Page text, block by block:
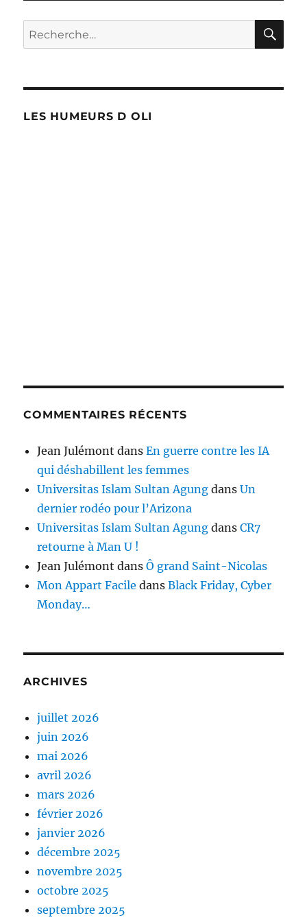
2013
François
Recherche
pour :
LES HUMEURS D OLI
COMMENTAIRES RÉCENTS
Jean Julémont dansEn guerre contre les IA
qui déshabillent les femmes
Universitas Islam Sultan Agung dansUn
dernier rodéo pour l’Arizona
Universitas Islam Sultan Agung dansCR7
retourne à Man U !
Jean Julémont dansÔ grand Saint-Nicolas
Mon Appart Facile dansBlack Friday, Cyber
Monday…
ARCHIVES
juillet 2026
juin 2026
mai 2026
avril 2026
mars 2026
février 2026
janvier 2026
décembre 2025
novembre 2025
octobre 2025
septembre 2025